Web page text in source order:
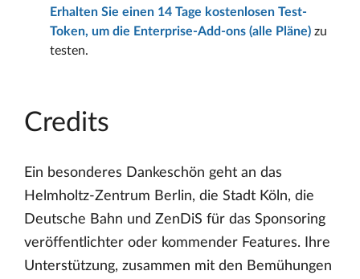
Erhalten Sie einen 14 Tage kostenlosen Test-
Token, um die Enterprise-Add-ons (alle Pläne) zu
testen.
Credits
Ein besonderes Dankeschön geht an das
Helmholtz-Zentrum Berlin, die Stadt Köln, die
Deutsche Bahn und ZenDiS für das Sponsoring
veröffentlichter oder kommender Features. Ihre
Unterstützung, zusammen mit den Bemühungen